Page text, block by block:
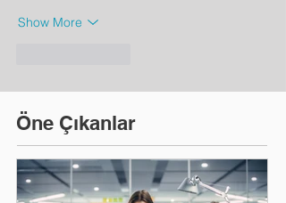
Show More
Öne Çıkanlar